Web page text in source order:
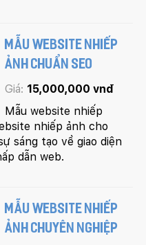
MẪU WEBSITE NHIẾP
ẢNH CHUẨN SEO
Giá: 15,000,000 vnđ
Mẫu website nhiếp
nhiếp ảnh cho
sáng tạo về giao diện
dẫn web.
MẪU WEBSITE NHIẾP
ẢNH CHUYÊN NGHIỆP